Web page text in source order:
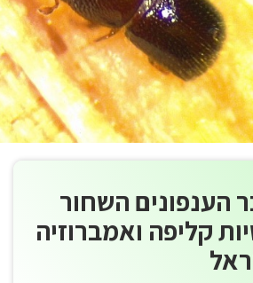
הענפונים השחור
קליפה ואמברוזיה